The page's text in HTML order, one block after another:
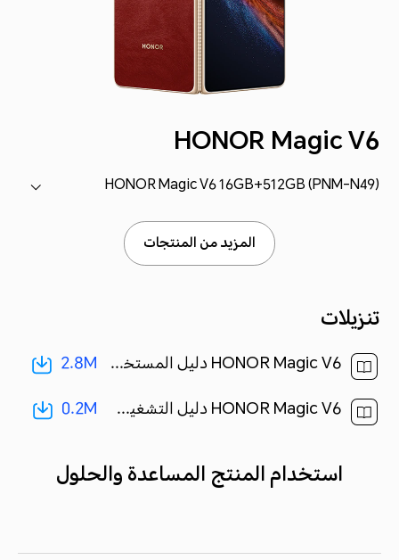
HONOR Magic V6
HONOR Magic V6 16GB+512GB (PNM-N49)
المزيد من المنتجات
تنزيلات
HONOR Magic V6 دليل المستخدم-(MagicOS 10_01,ar-eg)[ 2.8M ] 2.8M
HONOR Magic V6 دليل التشغيل السريع-(MagicOS10.0_01,PNM-N49,ar)[ 0.2M ]
0.2M
استخدام المنتج المساعدة والحلول